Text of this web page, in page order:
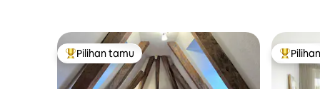
Pilihan tamu terpopuler
Pilihan tamu Pilihan